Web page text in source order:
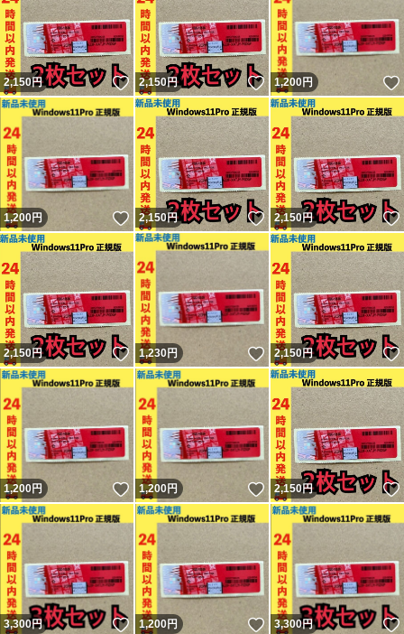
2,150円 いいね！
2,150円 いいね！
1,200円
1,200円 いいね！
2,150円 いいね！
2,150円
2,150円 いいね！
1,230円 いいね！
2,150円
1,200円 いいね！
1,200円 いいね！
2,150円
3,300円 いいね！
1,200円 いいね！
3,300円